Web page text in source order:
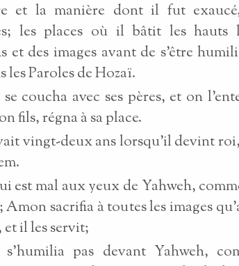
et la manière dont il fut
les places où il bâtit les hauts
et des images avant de s'être
les Paroles de Hozaï.
se coucha avec ses pères, et on
fils, régna à sa place.
vingt-deux ans lorsqu'il devint
est mal aux yeux de Yahweh,
Amon sacrifia à toutes les images
et il les servit;
pas devant Yahweh,